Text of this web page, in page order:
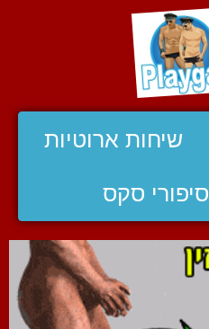
שיחות ארוטיות
סיפורי סקס